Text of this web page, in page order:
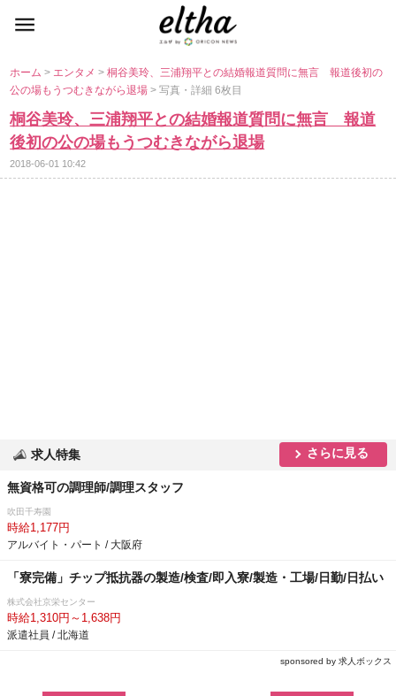
ホーム> エンタメ>桐谷美玲、三浦翔平との結婚報道質問に無言 報道後初の
公の場もうつむきながら退場> 写真・詳細 6枚目
桐谷美玲、三浦翔平との結婚報道質問に無言 報道
後初の公の場もうつむきながら退場
2018-06-01 10:42
求人特集 さらに見る
無資格可の調理師/調理スタッフ
吹田千寿園
時給1,177円
アルバイト・パート / 大阪府
「寮完備」チップ抵抗器の製造/検査/即入寮/製造・工場/日勤/日払い
株式会社京栄センター
時給1,310円～1,638円
派遣社員 / 北海道
sponsored by 求人ボックス